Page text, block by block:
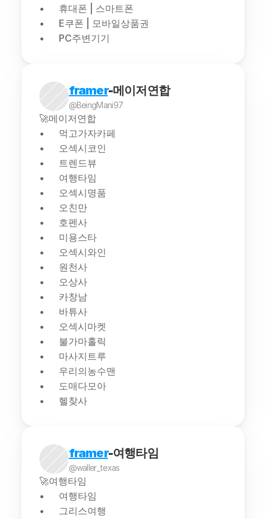
휴대폰 | 스마트폰
E쿠폰 | 모바일상품권
PC주변기기
framer-메이저연합
@BeingMani97
🚀메이저연합
먹고가자카페
오섹시코인
트렌드뷰
여행타임
오섹시명품
오친만
호펜사
미용스타
오섹시와인
원천사
오상사
카창남
바튜사
오섹시마켓
불가마홀릭
마사지트루
우리의농수맨
도매다모아
헬찾사
framer-여행타임
@waller_texas
🚀여행타임
여행타임
그리스여행